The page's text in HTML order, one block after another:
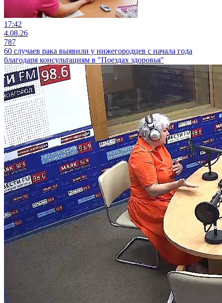
17:42
4.08.26
787
60 случаев рака выявили у нижегородцев с начала года
благодаря консультациям в "Поездах здоровья"